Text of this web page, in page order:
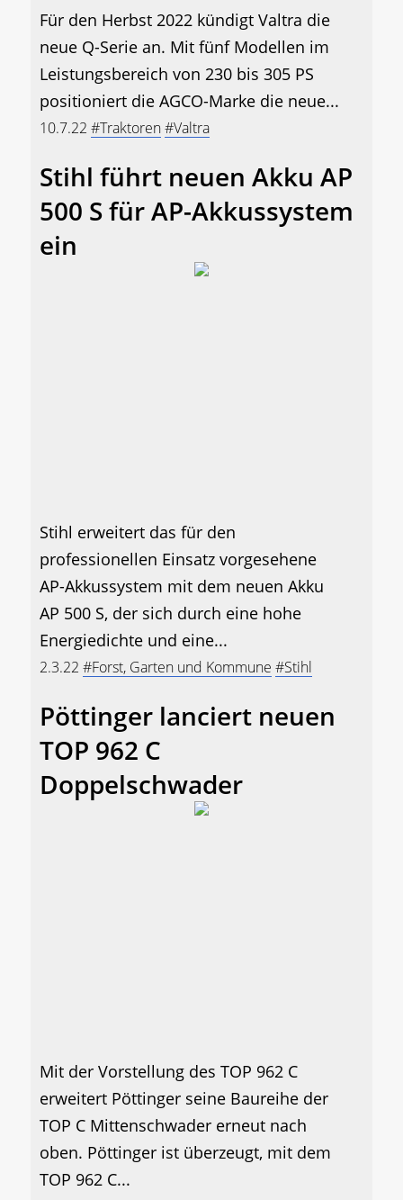
Für den Herbst 2022 kündigt Valtra die
neue Q-Serie an. Mit fünf Modellen im
Leistungsbereich von 230 bis 305 PS
positioniert die AGCO-Marke die neue...
10.7.22 #Traktoren#Valtra
Stihl führt neuen Akku AP
500 S für AP-Akkussystem
ein
Stihl erweitert das für den
professionellen Einsatz vorgesehene
AP-Akkussystem mit dem neuen Akku
AP 500 S, der sich durch eine hohe
Energiedichte und eine...
2.3.22 #Forst, Garten und Kommune #Stihl
Pöttinger lanciert neuen
TOP 962 C
Doppelschwader
Mit der Vorstellung des TOP 962 C
erweitert Pöttinger seine Baureihe der
TOP C Mittenschwader erneut nach
oben. Pöttinger ist überzeugt, mit dem
TOP 962 C...